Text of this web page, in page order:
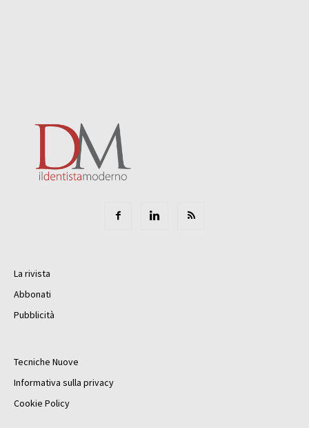
La rivista
Abbonati
Pubblicità
Tecniche Nuove
Informativa sulla privacy
Cookie Policy